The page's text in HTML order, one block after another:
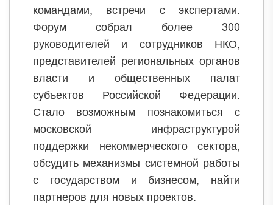
командами, встречи с экспертами.
Форум собрал более 300
руководителей и сотрудников НКО,
представителей региональных органов
власти и общественных палат
субъектов Российской Федерации.
Стало возможным познакомиться с
московской инфраструктурой
поддержки некоммерческого сектора,
обсудить механизмы системной работы
с государством и бизнесом, найти
партнеров для новых проектов.